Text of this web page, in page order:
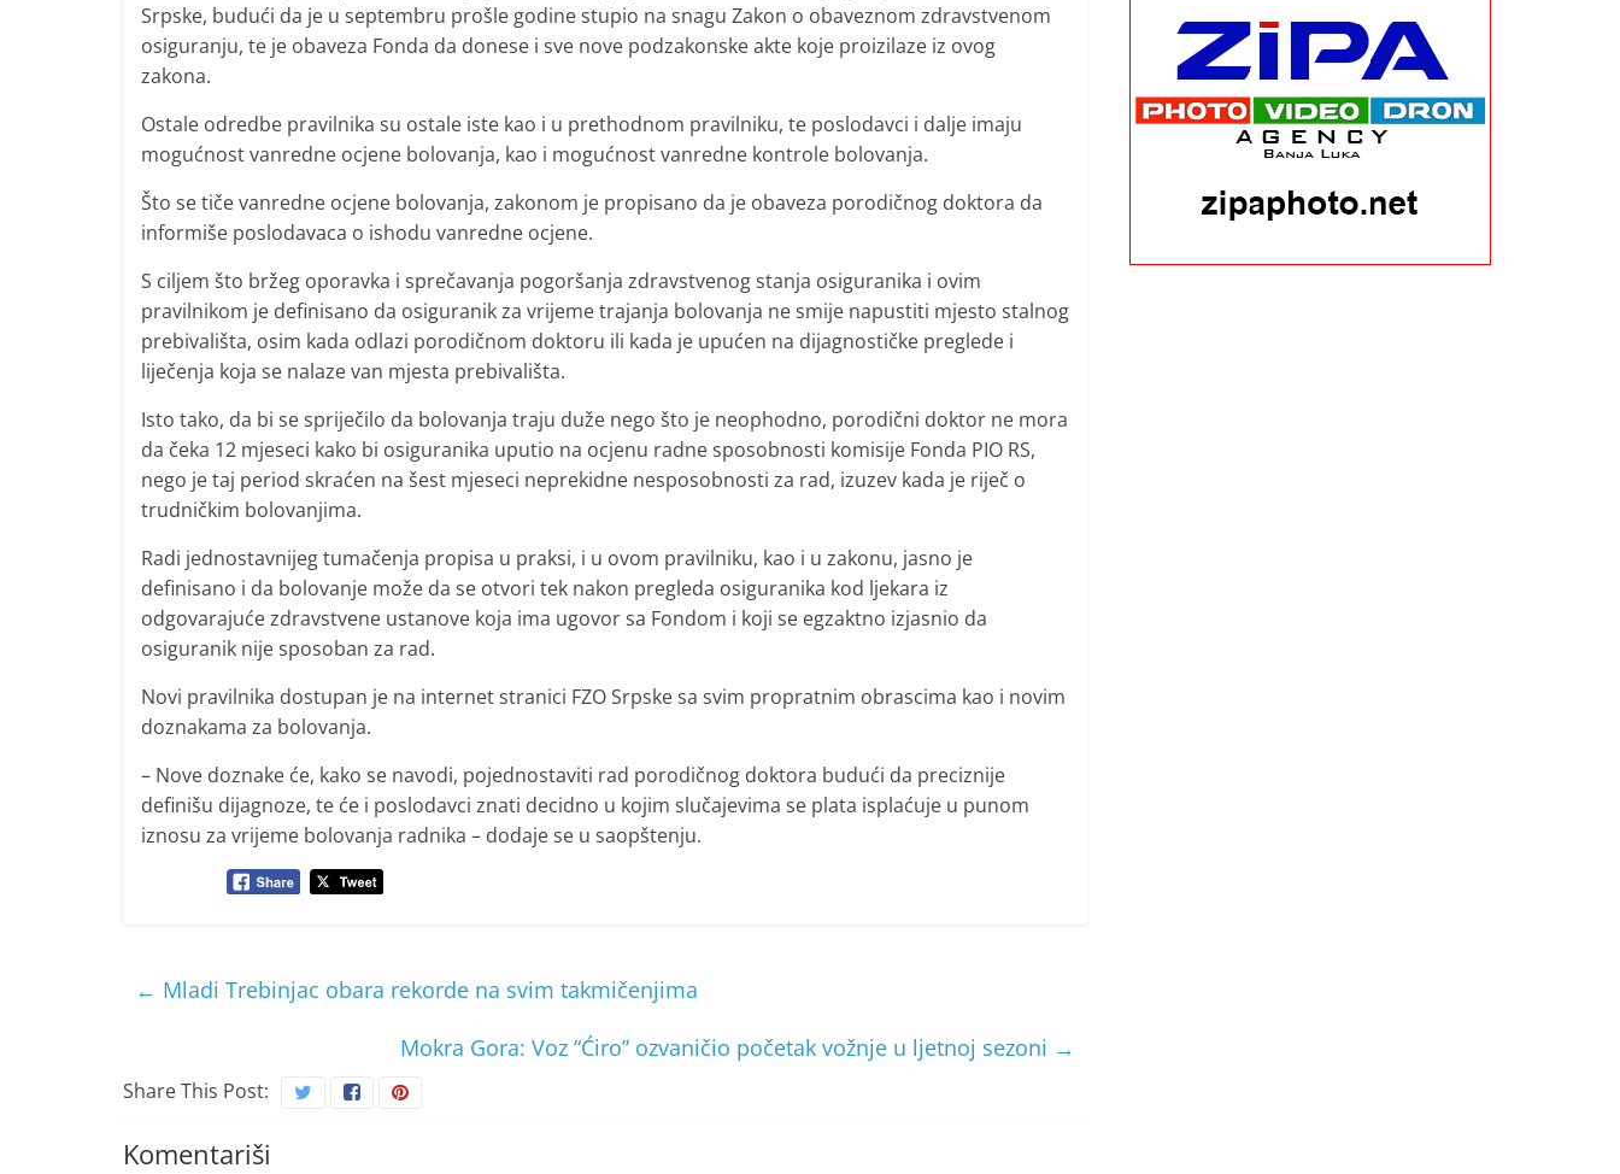
Srpske, budući da je u septembru prošle godine stupio na snagu Zakon o obaveznom zdravstvenom
osiguranju, te je obaveza Fonda da donese i sve nove podzakonske akte koje proizilaze iz ovog
zakona.
Ostale odredbe pravilnika su ostale iste kao i u prethodnom pravilniku, te poslodavci i dalje imaju
mogućnost vanredne ocjene bolovanja, kao i mogućnost vanredne kontrole bolovanja.
Što se tiče vanredne ocjene bolovanja, zakonom je propisano da je obaveza porodičnog doktora da
informiše poslodavaca o ishodu vanredne ocjene.
S ciljem što bržeg oporavka i sprečavanja pogoršanja zdravstvenog stanja osiguranika i ovim
pravilnikom je definisano da osiguranik za vrijeme trajanja bolovanja ne smije napustiti mjesto stalnog
prebivališta, osim kada odlazi porodičnom doktoru ili kada je upućen na dijagnostičke preglede i
liječenja koja se nalaze van mjesta prebivališta.
Isto tako, da bi se spriječilo da bolovanja traju duže nego što je neophodno, porodični doktor ne mora
da čeka 12 mjeseci kako bi osiguranika uputio na ocjenu radne sposobnosti komisije Fonda PIO RS,
nego je taj period skraćen na šest mjeseci neprekidne nesposobnosti za rad, izuzev kada je riječ o
trudničkim bolovanjima.
Radi jednostavnijeg tumačenja propisa u praksi, i u ovom pravilniku, kao i u zakonu, jasno je
definisano i da bolovanje može da se otvori tek nakon pregleda osiguranika kod ljekara iz
odgovarajuće zdravstvene ustanove koja ima ugovor sa Fondom i koji se egzaktno izjasnio da
osiguranik nije sposoban za rad.
Novi pravilnika dostupan je na internet stranici FZO Srpske sa svim propratnim obrascima kao i novim
doznakama za bolovanja.
– Nove doznake će, kako se navodi, pojednostaviti rad porodičnog doktora budući da preciznije
definišu dijagnoze, te će i poslodavci znati decidno u kojim slučajevima se plata isplaćuje u punom
iznosu za vrijeme bolovanja radnika – dodaje se u saopštenju.
← Mladi Trebinjac obara rekorde na svim takmičenjima
Mokra Gora: Voz “Ćiro” ozvaničio početak vožnje u ljetnoj sezoni →
Share This Post:
Komentariši